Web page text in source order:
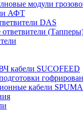
модули
АФТ
DAS
кабели SUCOFEED
кабели SPUMA